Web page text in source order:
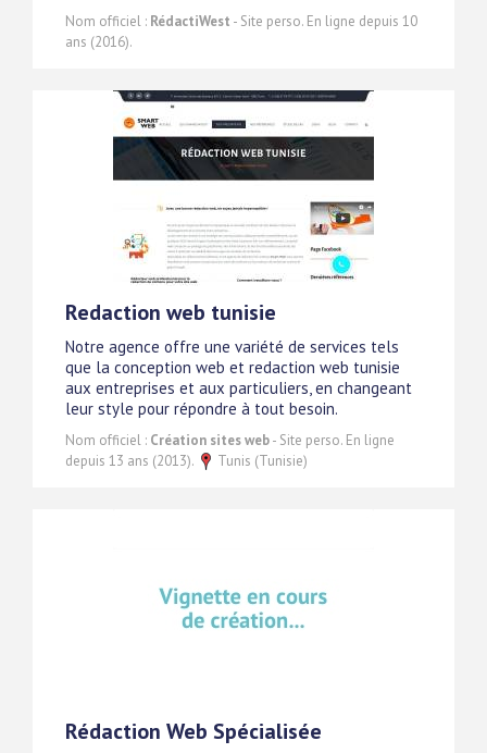
Nom officiel : RédactiWest - Site perso. En ligne depuis 10
ans (2016).
Redaction web tunisie
Notre agence offre une variété de services tels
que la conception web et redaction web tunisie
aux entreprises et aux particuliers, en changeant
leur style pour répondre à tout besoin.
Nom officiel : Création sites web- Site perso. En ligne
depuis 13 ans (2013).
Tunis (Tunisie)
Rédaction Web Spécialisée